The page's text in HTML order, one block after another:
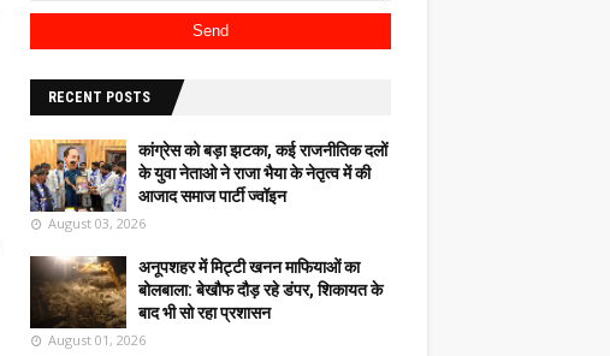
RECENT POSTS
कांग्रेस को बड़ा झटका, कई राजनीतिक दलों
के युवा नेताओ ने राजा भैया के नेतृत्व में की
आजाद समाज पार्टी ज्वॉइन
August 03, 2026
अनूपशहर में मिट्टी खनन माफियाओं का
बोलबाला: बेखौफ दौड़ रहे डंपर, शिकायत के
बाद भी सो रहा प्रशासन
August 01, 2026